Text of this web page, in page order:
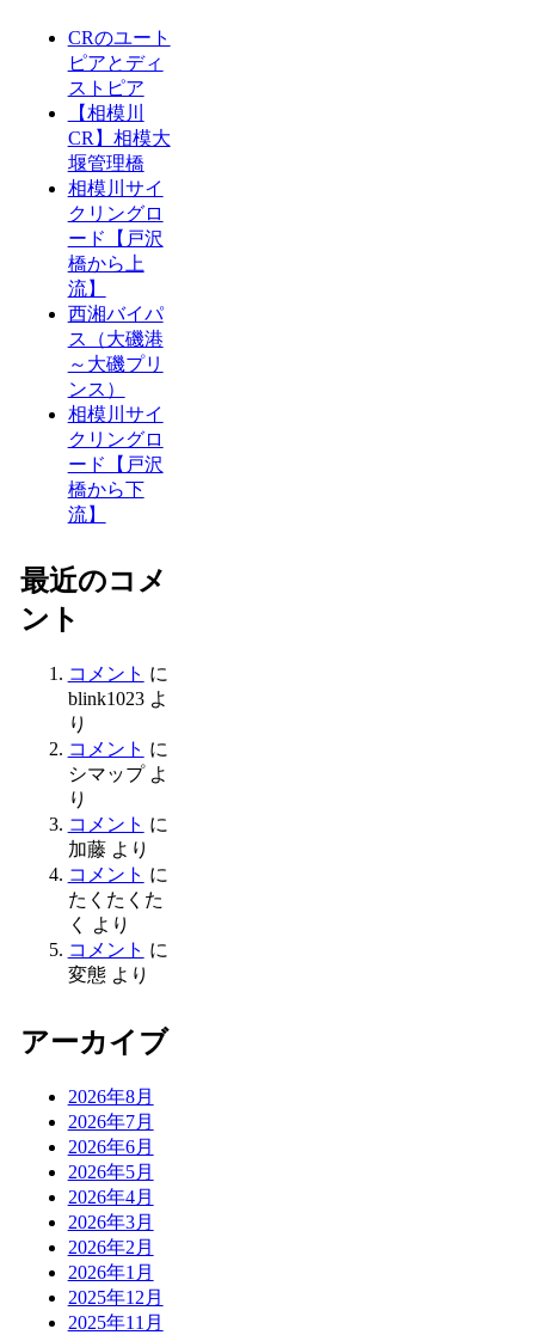
CRのユート
ピアとディ
ストピア
【相模川
CR】相模大
堰管理橋
相模川サイ
クリングロ
ード【戸沢
橋から上
流】
西湘バイパ
ス（大磯港
～大磯プリ
ンス）
相模川サイ
クリングロ
ード【戸沢
橋から下
流】
最近のコメ
ント
コメント に
blink1023よ
り
コメント に
シマップよ
り
コメント に
加藤より
コメント に
たくたくた
く
より
コメント に
変態より
アーカイブ
2026年8月
2026年7月
2026年6月
2026年5月
2026年4月
2026年3月
2026年2月
2026年1月
2025年12月
2025年11月